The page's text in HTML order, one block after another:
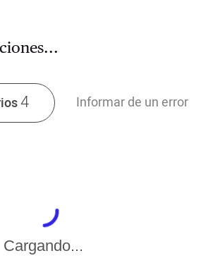
4 Informar de un error
Cargando...